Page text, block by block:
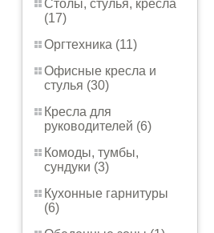
Столы, стулья, кресла
(17)
Оргтехника (11)
Офисные кресла и
стулья (30)
Кресла для
руководителей (6)
Комоды, тумбы,
сундуки (3)
Кухонные гарнитуры
(6)